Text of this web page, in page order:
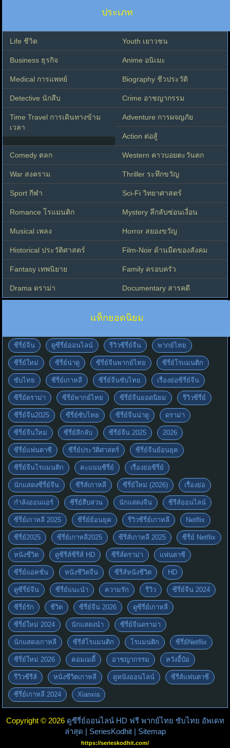
ประเภท
Life ชีวิต Youth เยาวชน
Business ธุรกิจ Anime อนิเมะ
Medical การแพทย์ Biography ชีวประวัติ
Detective นักสืบ Crime อาชญากรรม
Time Travel การเดินทางข้าม
เวลา
Adventure การผจญภัย
Action ต่อสู้
Comedy ตลก Western คาวบอยตะวันตก
War สงคราม Thriller ระทึกขวัญ
Sport กีฬา Sci-Fi วิทยาศาสตร์
Romance โรแมนติก Mystery ลึกลับซ่อนเงื่อน
Musical เพลง Horror สยองขวัญ
Historical ประวัติศาสตร์ Film-Noir ด้านมืดของสังคม
Fantasy เทพนิยาย Family ครอบครัว
Drama ดราม่า Documentary สารคดี
แท็กยอดนิยม
ซีรี่ย์จีน ดูซีรี่ย์ออนไลน์ รีวิวซีรี่ย์จีน พากย์ไทย
ซีรี่ย์ใหม่ ซีรี่ย์น่าดู ซีรี่ย์จีนพากย์ไทย ซีรี่ย์โรแมนติก
ซับไทย ซีรี่ย์เกาหลี ซีรี่ย์จีนซับไทย เรื่องย่อซีรี่ย์จีน
ซีรี่ย์ดราม่า ซีรี่ย์พากย์ไทย ซีรี่ย์จีนยอดนิยม รีวิวซีรี่ย์
ซีรี่ย์จีน2025 ซีรี่ย์ซับไทย ซีรี่ย์จีนน่าดู ดราม่า
ซีรี่ย์จีนใหม่ ซีรี่ย์ลึกลับ ซีรี่ย์จีน 2025 2026
ซีรี่ย์แฟนตาซี ซีรี่ย์ประวัติศาสตร์ ซีรี่ย์จีนย้อนยุค
ซีรี่ย์จีนโรแมนติก คะแนนซีรี่ย์ เรื่องย่อซีรี่ย์
นักแสดงซีรี่ย์จีน ซีรีส์เกาหลี ซีรี่ย์ใหม่ (2026) เรื่องย่อ
กำลังออนแอร์ ซีรี่ย์สืบสวน นักแสดงจีน ซีรีส์ออนไลน์
ซีรี่ย์เกาหลี 2025 ซีรี่ย์ย้อนยุค รีวิวซีรี่ย์เกาหลี Netflix
ซีรี่ย์2025 ซีรี่ย์เกาหลี2025 ซีรีส์เกาหลี 2025 ซีรี่ย์ Netflix
หนังชีวิต ดูซีรีส์ซีรีส์ HD ซีรีส์ดราม่า แฟนตาซี
ซีรี่ย์แอคชั่น หนังชีวิตจีน ซีรีส์หนังชีวิต HD
ดูซีรี่ย์จีน ซีรี่ย์แนะนำ ความรัก รีวิว ซีรี่ย์จีน 2024
ซีรี่ย์รัก ชีวิต ซีรี่ย์จีน 2026 ดูซีรี่ย์เกาหลี
ซีรี่ย์ใหม่ 2024 นักแสดงนำ ซีรี่ย์จีนดราม่า
นักแสดงเกาหลี ซีรีส์โรแมนติก โรแมนติก ซีรี่ย์Netflix
ซีรี่ย์ใหม่ 2026 คอมเมดี้ อาชญากรรม หวังอี้ป๋อ
รีวิวซีรีส์ หนังชีวิตเกาหลี ดูหนังออนไลน์ ซีรีส์แฟนตาซี
ซีรี่ย์เกาหลี 2024 Xianxia
Copyright © 2026 ดูซีรี่ย์ออนไลน์ HD ฟรี พากย์ไทย ซับไทย อัพเดท
ล่าสุด | SeriesKodhit | Sitemap
https://serieskodhit.com/